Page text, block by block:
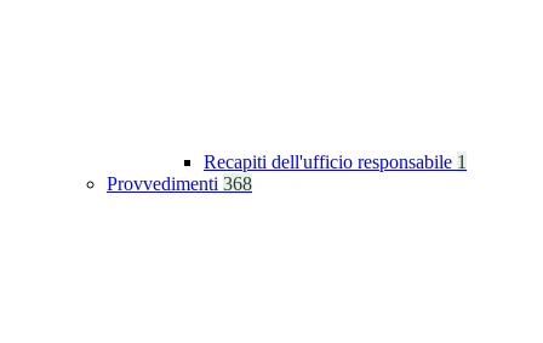
Recapiti dell'ufficio responsabile 1
Provvedimenti 368